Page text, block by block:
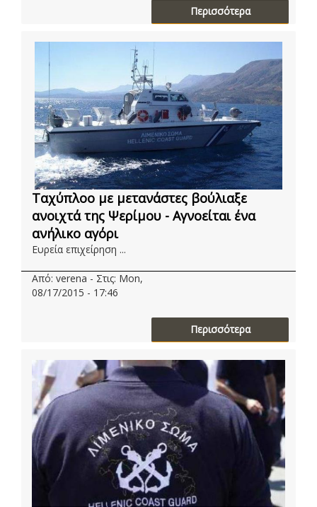
Περισσότερα
Ταχύπλοο με μετανάστες βούλιαξε
ανοιχτά της Ψερίμου - Αγνοείται ένα
ανήλικο αγόρι
Ευρεία επιχείρηση ...
Από: verena - Στις: Mon,
08/17/2015 - 17:46
Περισσότερα